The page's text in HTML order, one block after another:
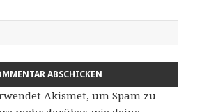
Akismet, um Spam zu